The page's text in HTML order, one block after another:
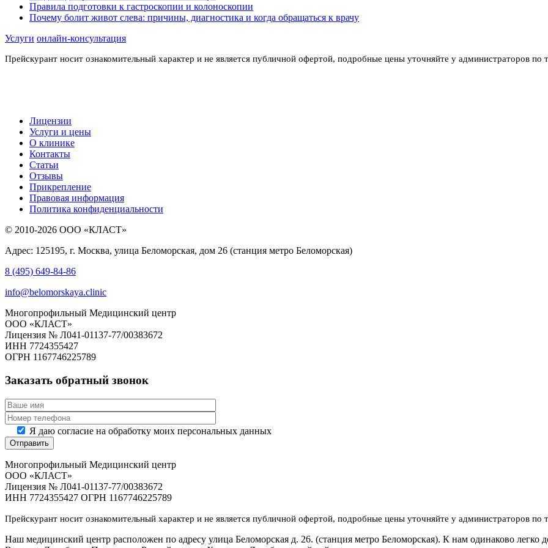
Правила подготовки к гастроскопии и колоноскопии
Почему болит живот слева: причины, диагностика и когда обращаться к врачу
Услуги онлайн-консультация
Прейскурант носит ознакомительный характер и не является публичной офертой, подробные цены уточняйте у администраторов по
Лицензии
Услуги и цены
О клинике
Контакты
Статьи
Отзывы
Прикрепление
Правовая информация
Политика конфиденциальности
© 2010-2026 ООО «КЛАСТ»
Адрес: 125195, г. Москва, улица Беломорская, дом 26 (станция метро Беломорская)
8 (495) 649-84-86
info@belomorskaya.clinic
Многопрофильный Медицинский центр
ООО «КЛАСТ»
Лицензия № Л041-01137-77/00383672
ИНН 7724355427
ОГРН 1167746225789
Заказать обратный звонок
Я даю согласие на обработку моих персональных данных
Многопрофильный Медицинский центр
ООО «КЛАСТ»
Лицензия № Л041-01137-77/00383672
ИНН 7724355427 ОГРН 1167746225789
Прейскурант носит ознакомительный характер и не является публичной офертой, подробные цены уточняйте у администраторов по
Наш медицинский центр расположен по адресу улица Беломорская д. 26. (станция метро Беломорская). К нам одинаково легко